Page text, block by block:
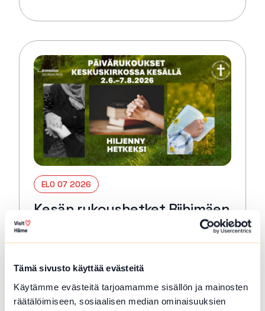
Tämä sivusto käyttää evästeitä
Käytämme evästeitä tarjoamamme sisällön ja mainosten
räätälöimiseen, sosiaalisen median ominaisuuksien
Lue lisää tapahtumasta Kesän rukoushetket
ELO 07 2026
Kesän rukoushetket Riihimäen
Tervetuloa kaikille avoimiin
päivärukoushetkiin myös kesällä! Paikkana
Keskuskirkko. Kesto 15 min. 🙏🏻✝️ 🔖